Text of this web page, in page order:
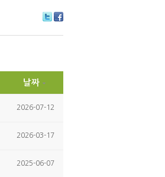
itte ce
날짜
2026-07-12
2026-03-17
2025-06-07